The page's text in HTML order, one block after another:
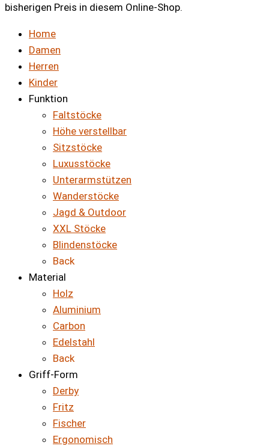
bisherigen Preis in diesem Online-Shop.
Home
Damen
Herren
Kinder
Funktion
Faltstöcke
Höhe verstellbar
Sitzstöcke
Luxusstöcke
Unterarmstützen
Wanderstöcke
Jagd & Outdoor
XXL Stöcke
Blindenstöcke
Back
Material
Holz
Aluminium
Carbon
Edelstahl
Back
Griff-Form
Derby
Fritz
Fischer
Ergonomisch